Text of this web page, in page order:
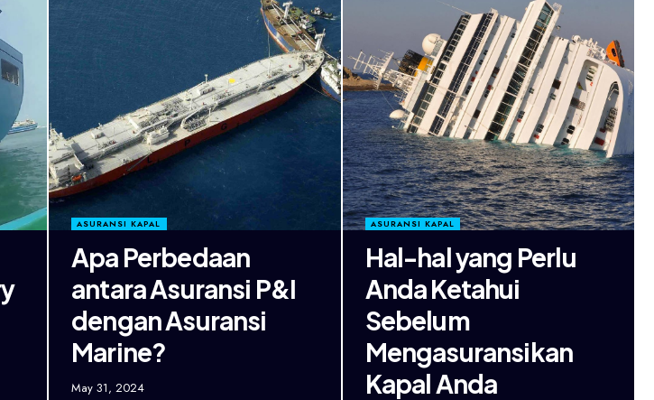
ASURANSI KAPAL
Apa Perbedaan
antara Asuransi P&I
dengan Asuransi
Marine?
May 31, 2024
ASURANSI KAPAL
Hal-hal yang Perlu
Anda Ketahui
Sebelum
Mengasuransikan
Kapal Anda